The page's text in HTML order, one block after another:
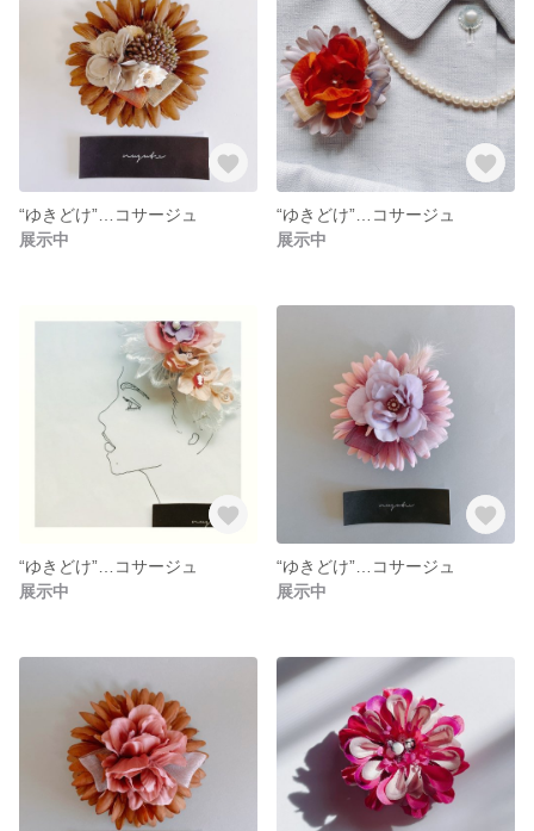
“ゆきどけ”…コサージュ
展示中
“ゆきどけ”…コサージュ
展示中
“ゆきどけ”…コサージュ
展示中
“ゆきどけ”…コサージュ
展示中